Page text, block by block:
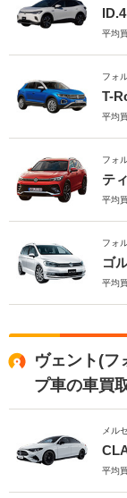
ID.4
平均
フォ
T-
平均
フォ
テ
平均
フォ
ゴ
平均
ヴェント(フ
プ車の車買
メル
平均